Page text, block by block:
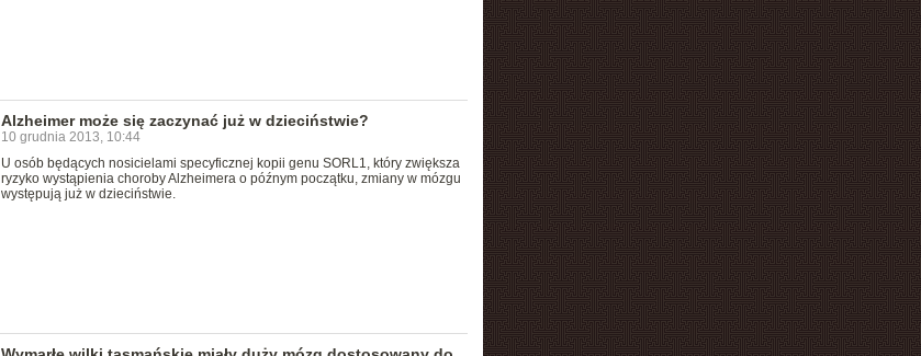
Alzheimer może się zaczynać już w dzieciństwie?
10 grudnia 2013, 10:44
U osób będących nosicielami specyficznej kopii genu SORL1, który zwiększa
ryzyko wystąpienia choroby Alzheimera o późnym początku, zmiany w mózgu
występują już w dzieciństwie.